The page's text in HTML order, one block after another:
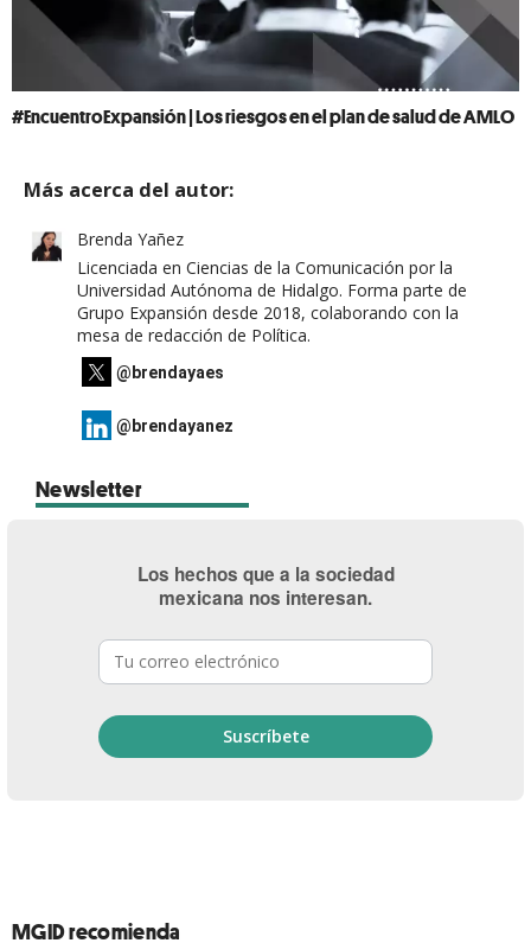
#EncuentroExpansión | Los riesgos en el plan de salud de AMLO
Más acerca del autor:
Brenda Yañez
Licenciada en Ciencias de la Comunicación por la
Universidad Autónoma de Hidalgo. Forma parte de
Grupo Expansión desde 2018, colaborando con la
mesa de redacción de Política.
@brendayaes
@brendayanez
Newsletter
Los hechos que a la sociedad
mexicana nos interesan.
MGID recomienda